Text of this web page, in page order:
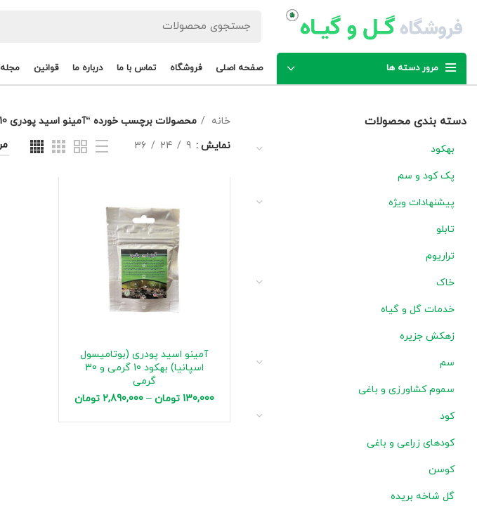
مرور دسته ها صفحه اصلی فروشگاه تماس با ما درباره ما قوانین مجله
دسته بندی محصولات
بهکود
پک کود و سم
پیشنهادات ویژه
تابلو
تراریوم
خاک
خدمات گل و گیاه
زهکش جزیره
سم
سموم کشاورزی و باغی
کود
کودهای زراعی و باغی
کوسن
گل شاخه بریده
خانه
محصولات برچسب خورده “آمینو اسید پودری 10 گرمی (بوتامیسول اسپانیا) بهکود”
نمایش
9
24
36
آمینو اسید پودری (بوتامیسول
اسپانیا) بهکود 10 گرمی و 30
گرمی
130,000 تومان –
2,890,000 تومان